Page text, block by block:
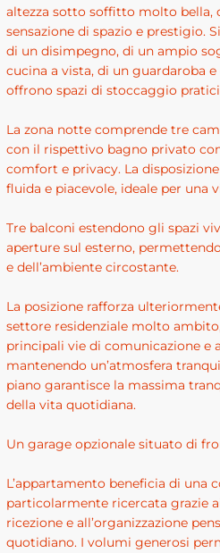
altezza sotto soffitto molto bella,
sensazione di spazio e prestigio.
di un disimpegno, di un ampio
cucina a vista, di un guardaroba
offrono spazi di stoccaggio
La zona notte comprende tre
con il rispettivo bagno privato
comfort e privacy. La
fluida e piacevole, ideale per una
Tre balconi estendono gli spazi
aperture sul esterno,
e dell’ambiente circostante.
La posizione rafforza
settore residenziale molto
principali vie di comunicazione e
mantenendo un’atmosfera
piano garantisce la massima
della vita quotidiana.
Un garage opzionale situato di
L’appartamento beneficia di una
particolarmente ricercata grazie
ricezione e all’organizzazione
quotidiano. I volumi generosi